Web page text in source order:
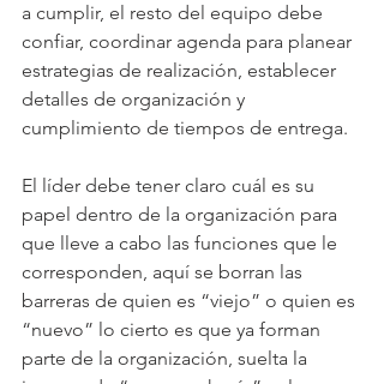
a cumplir, el resto del equipo debe
confiar, coordinar agenda para planear
estrategias de realización, establecer
detalles de organización y
cumplimiento de tiempos de entrega.
El líder debe tener claro cuál es su
papel dentro de la organización para
que lleve a cabo las funciones que le
corresponden, aquí se borran las
barreras de quien es “viejo” o quien es
“nuevo” lo cierto es que ya forman
parte de la organización, suelta la